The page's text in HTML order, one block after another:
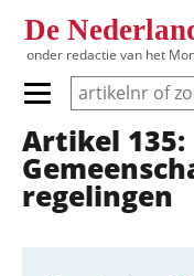
De
onder redactie van het
Primair menu tonen/
Hoofdnavigatie
Artikel 135:
regelingen